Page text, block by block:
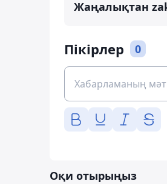
Жаңалықтан
Пікірлер 0
Оқи отырыңыз